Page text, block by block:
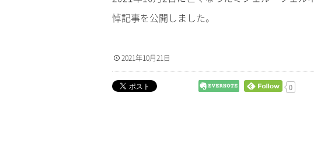
悼記事を公開しました。
2021年10月21日
0